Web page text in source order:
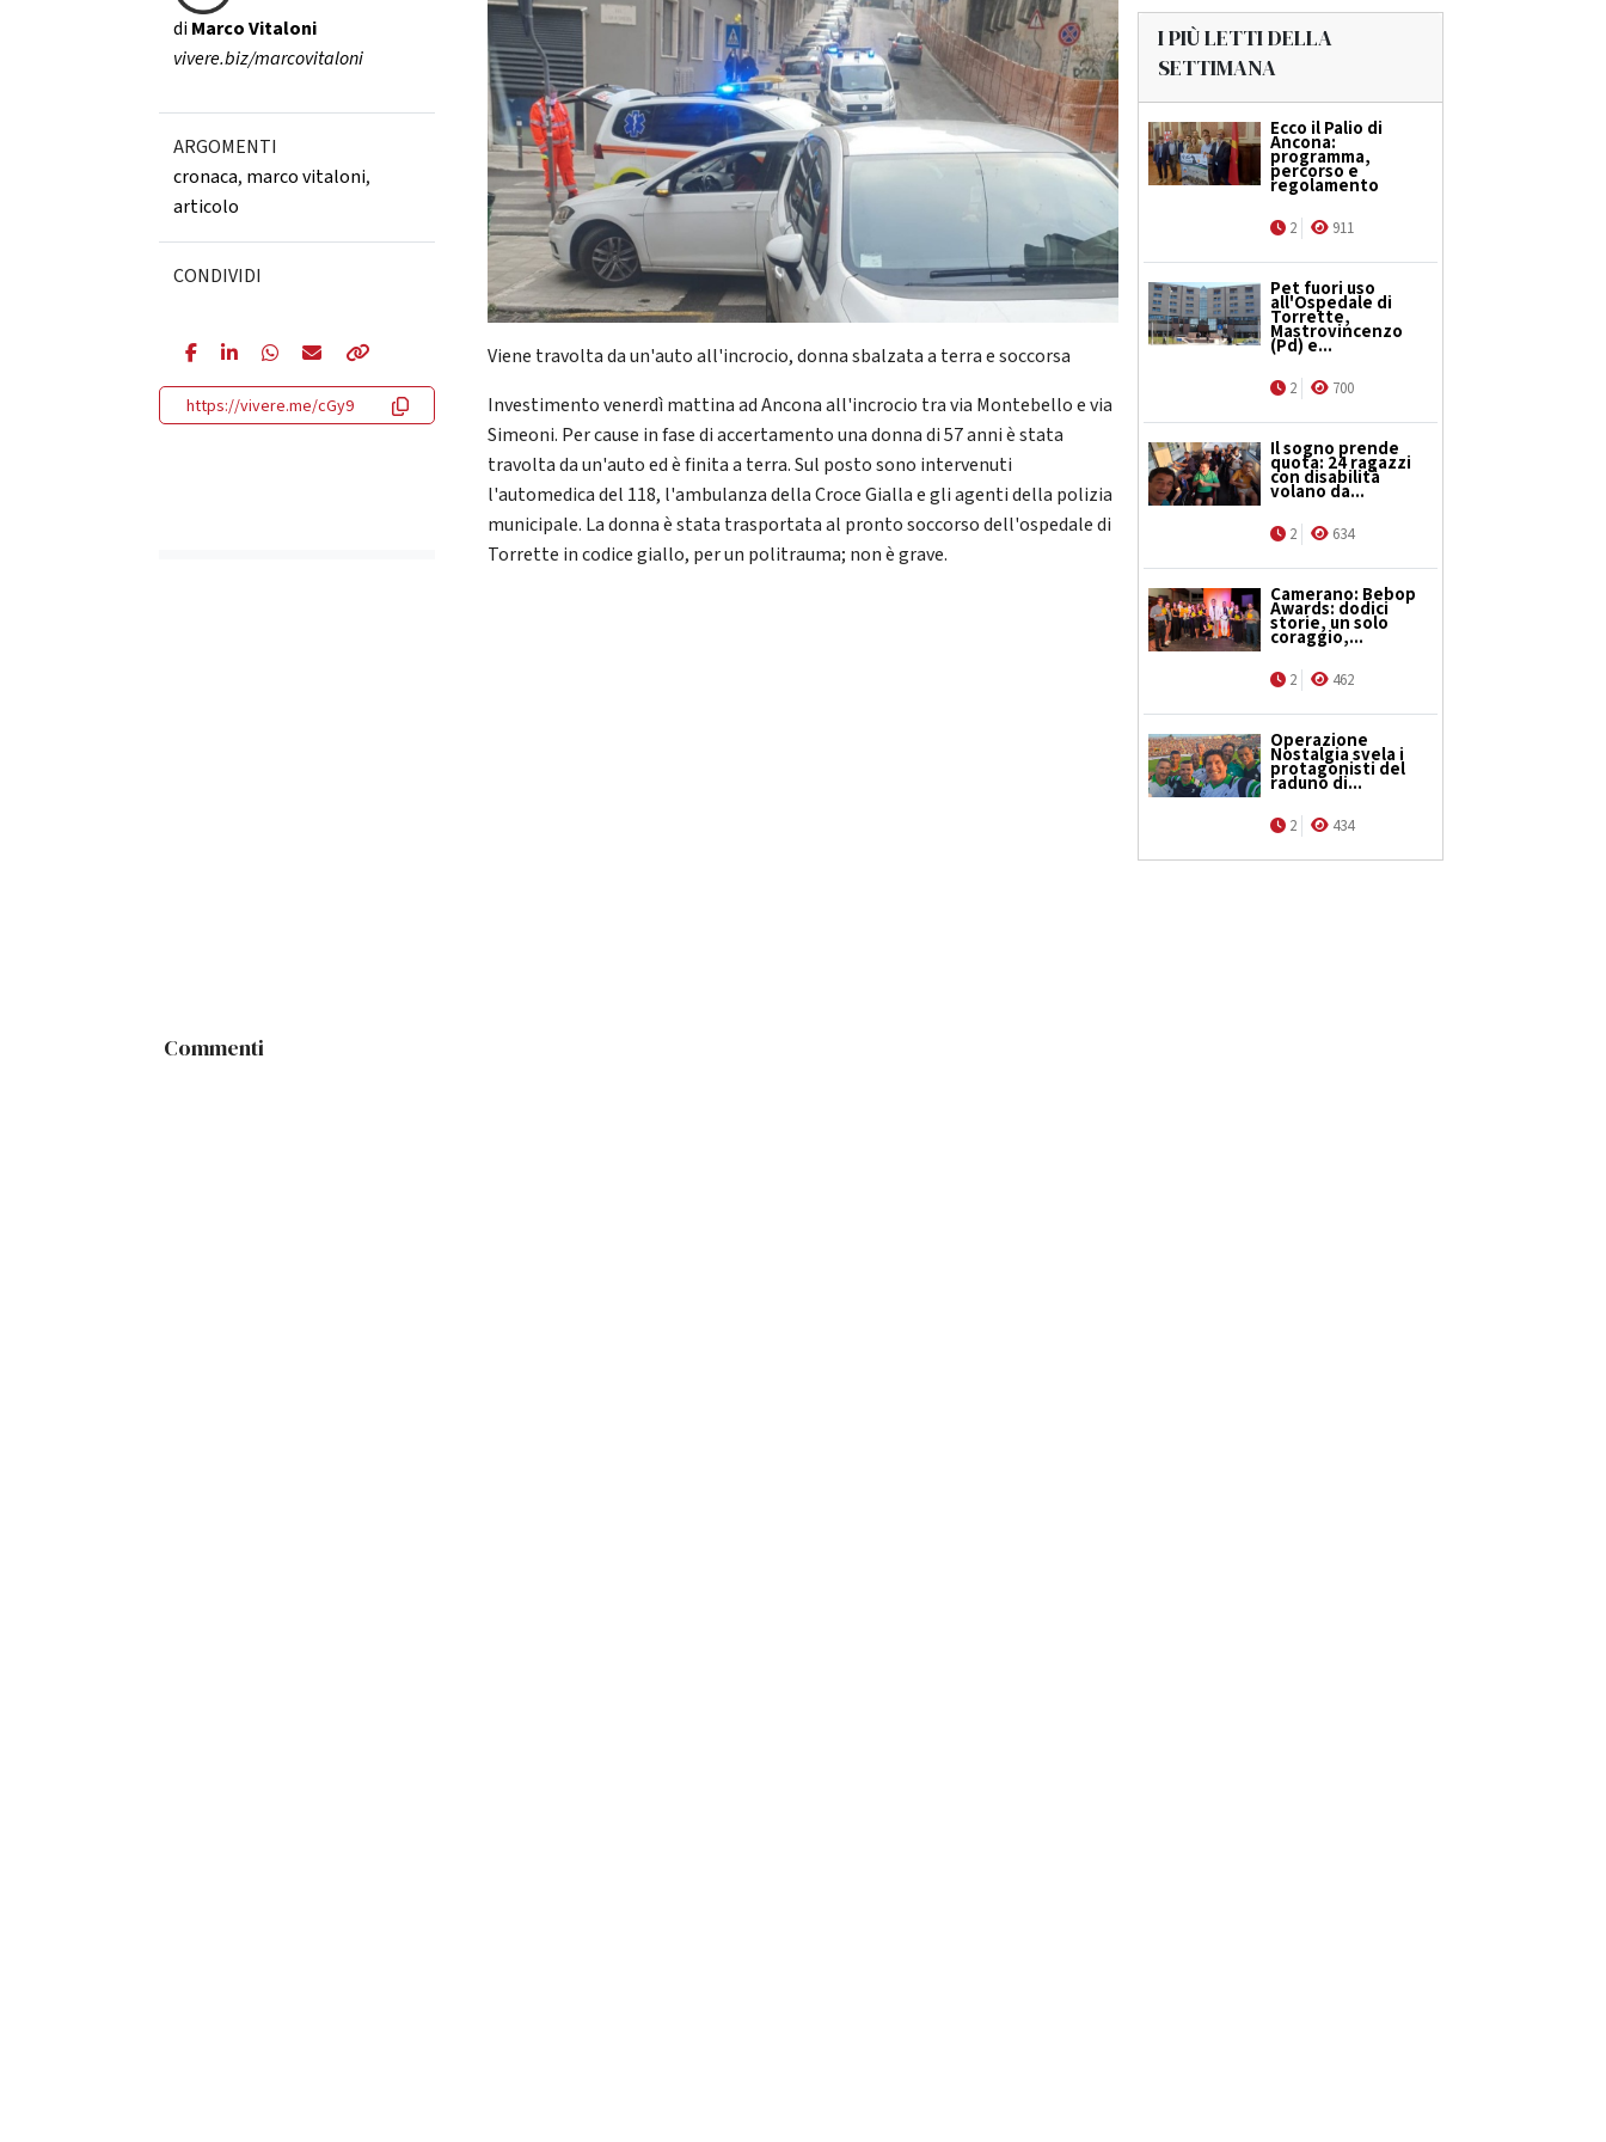
diMarco Vitaloni
vivere.biz/marcovitaloni
ARGOMENTI
cronaca, marco vitaloni,
articolo
CONDIVIDI
https://vivere.me/cGy9
Viene travolta da un'auto all'incrocio, donna sbalzata a terra e soccorsa
Investimento venerdì mattina ad Ancona all'incrocio tra via Montebello e via
Simeoni. Per cause in fase di accertamento una donna di 57 anni è stata
travolta da un'auto ed è finita a terra. Sul posto sono intervenuti
l'automedica del 118, l'ambulanza della Croce Gialla e gli agenti della polizia
municipale. La donna è stata trasportata al pronto soccorso dell'ospedale di
Torrette in codice giallo, per un politrauma; non è grave.
I PIÙ LETTI DELLA
SETTIMANA
Ecco il Palio di
Ancona:
programma,
percorso e
regolamento
2 911
Pet fuori uso
all'Ospedale di
Torrette,
Mastrovincenzo
(Pd) e...
2 700
Il sogno prende
quota: 24 ragazzi
con disabilità
volano da...
2 634
Camerano: Bebop
Awards: dodici
storie, un solo
coraggio,...
2 462
Operazione
Nostalgia svela i
protagonisti del
raduno di...
2 434
Commenti